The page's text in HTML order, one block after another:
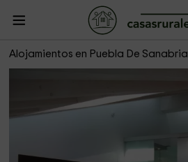
Alojamientos en Puebla De Sanabria
Posada Real La Pascasia